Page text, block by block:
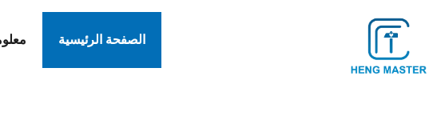
الصفحة الرئيسية